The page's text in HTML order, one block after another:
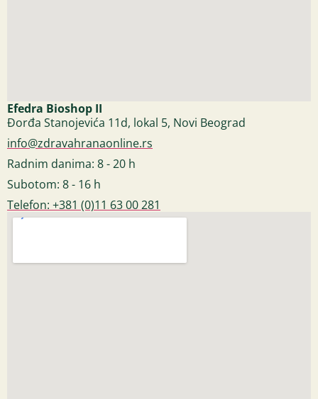
Efedra Bioshop II
Đorđa Stanojevića 11d, lokal 5, Novi Beograd
info@zdravahranaonline.rs
Radnim danima: 8 - 20 h
Subotom: 8 - 16 h
Telefon: +381 (0)11 63 00 281